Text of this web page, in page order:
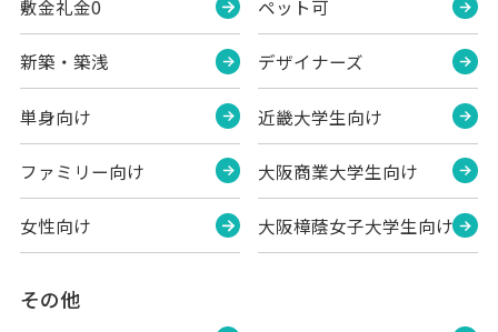
敷金礼金0
新築・築浅
単身向け
ファミリー向け
女性向け
ペット可
デザイナーズ
近畿大学生向け
大阪商業大学生向け
大阪樟蔭女子大学生向け
その他